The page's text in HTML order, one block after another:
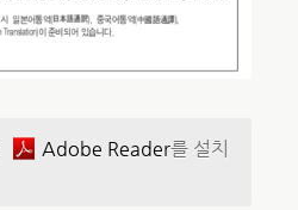
Adobe Reader를 설치